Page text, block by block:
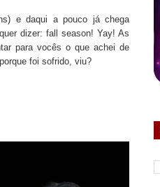
e daqui a pouco já chega
dizer: fall season! Yay! As
para vocês o que achei de
foi sofrido, viu?